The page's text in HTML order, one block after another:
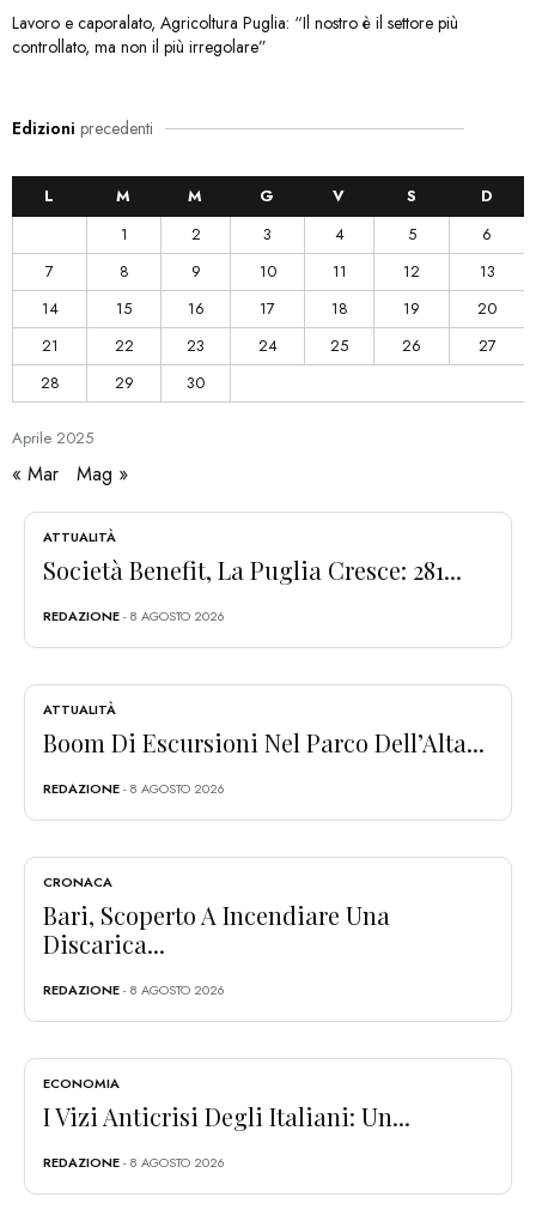
Lavoro e caporalato, Agricoltura Puglia: “Il nostro è il settore più
controllato, ma non il più irregolare”
Edizioni precedenti
Aprile 2025
L M M G V S
D
1
2 3 4 5
6
7
8 9 10 11 12
13
14
15 16 17 18 19
20
21
22 23 24 25 26
27
28
29 30
« Mar Mag »
ATTUALITÀ
Società Benefit, La Puglia Cresce: 281...
REDAZIONE- 8 AGOSTO 2026
ATTUALITÀ
Boom Di Escursioni Nel Parco Dell’Alta...
REDAZIONE- 8 AGOSTO 2026
CRONACA
Bari, Scoperto A Incendiare Una
Discarica...
REDAZIONE- 8 AGOSTO 2026
ECONOMIA
I Vizi Anticrisi Degli Italiani: Un...
REDAZIONE- 8 AGOSTO 2026